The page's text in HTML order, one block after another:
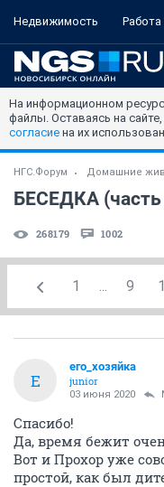
Недвижимость Работа
На информационном
файлы. Оставаясь на
согласие на их
НГС.Форум Домашние
БЕСЕДКА (часть
268179 1002
1 ... 9
Е
его_хозяйка
junior
03 июня 2020
Спасибо!
Да, время бежит
Вот и Прохор уже
простой, как был